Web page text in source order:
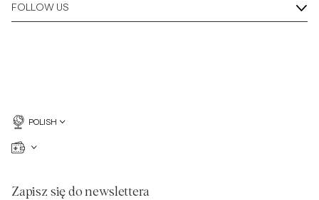
FOLLOW US
POLISH
Zapisz się do newslettera